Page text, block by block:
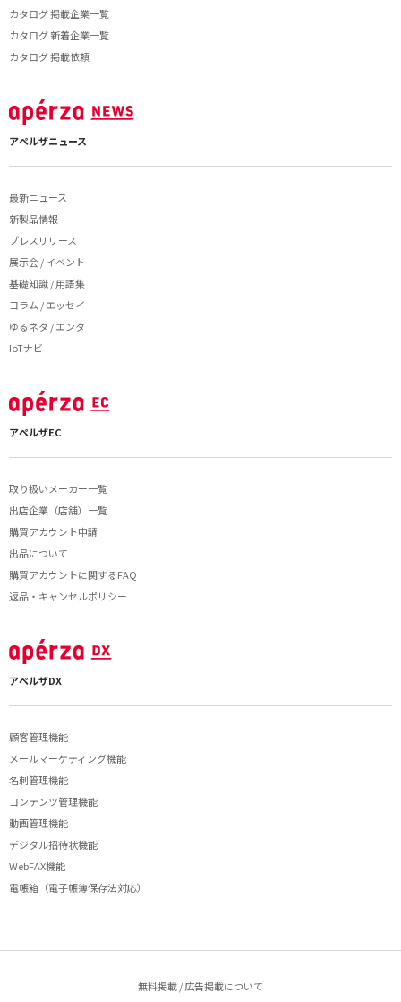
カタログ 掲載企業一覧
カタログ 新着企業一覧
カタログ 掲載依頼
アペルザニュース
最新ニュース
新製品情報
プレスリリース
展示会 / イベント
基礎知識 / 用語集
コラム / エッセイ
ゆるネタ / エンタ
IoTナビ
アペルザEC
取り扱いメーカー一覧
出店企業（店舗）一覧
購買アカウント申請
出品について
購買アカウントに関するFAQ
返品・キャンセルポリシー
アペルザDX
顧客管理機能
メールマーケティング機能
名刺管理機能
コンテンツ管理機能
動画管理機能
デジタル招待状機能
WebFAX機能
電帳箱（電子帳簿保存法対応）
無料掲載 / 広告掲載について